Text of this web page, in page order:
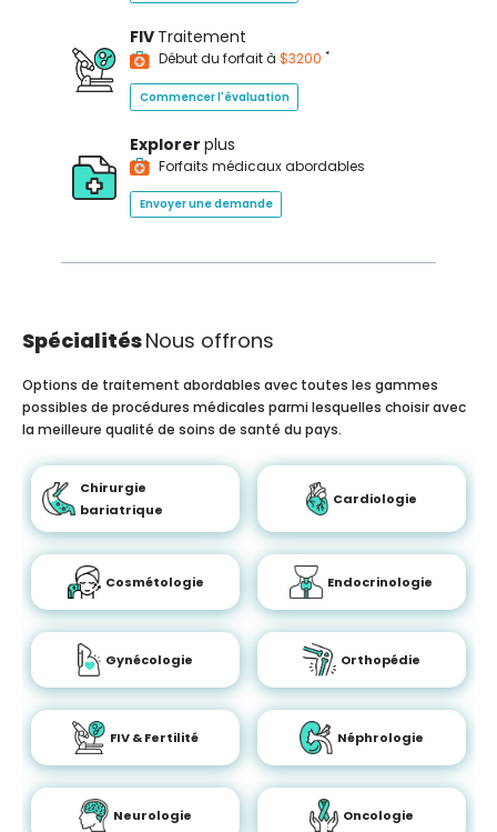
FIV Traitement
Début du forfait à $3200 *
Commencer l'évaluation
Explorer plus
Forfaits médicaux abordables
Envoyer une demande
SpécialitésNous offrons
Options de traitement abordables avec toutes les gammes
possibles de procédures médicales parmi lesquelles choisir avec
la meilleure qualité de soins de santé du pays.
Chirurgie
bariatrique
Cardiologie
Cosmétologie Endocrinologie
Gynécologie Orthopédie
FIV & Fertilité Néphrologie
Neurologie Oncologie